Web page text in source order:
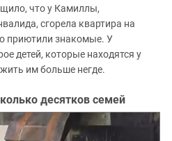
что у Камиллы,
сгорела квартира на
приютили знакомые. У
детей, которые находятся у
им больше негде.
десятков семей